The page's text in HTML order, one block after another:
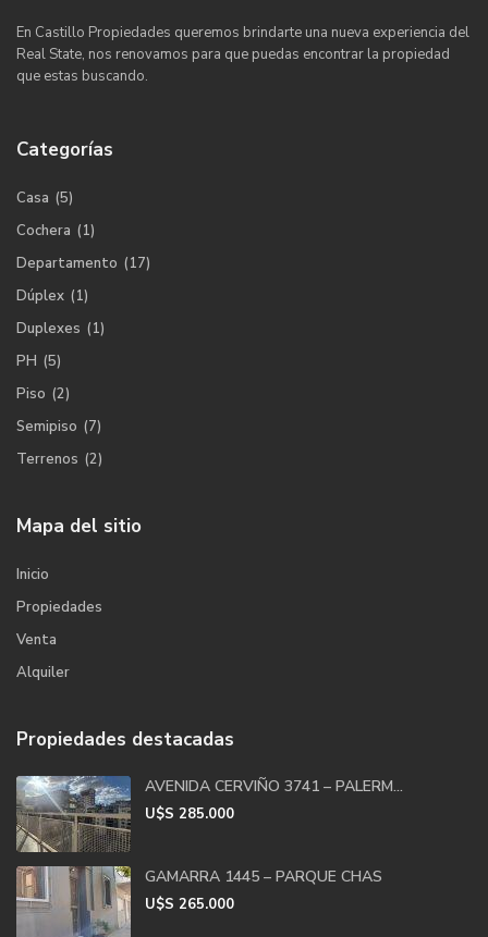
En Castillo Propiedades queremos brindarte una nueva experiencia del
Real State, nos renovamos para que puedas encontrar la propiedad
que estas buscando.
Categorías
Casa (5)
Cochera (1)
Departamento (17)
Dúplex (1)
Duplexes (1)
PH (5)
Piso (2)
Semipiso (7)
Terrenos (2)
Mapa del sitio
Inicio
Propiedades
Venta
Alquiler
Propiedades destacadas
AVENIDA CERVIÑO 3741 – PALERM...
U$S 285.000
GAMARRA 1445 – PARQUE CHAS
U$S 265.000